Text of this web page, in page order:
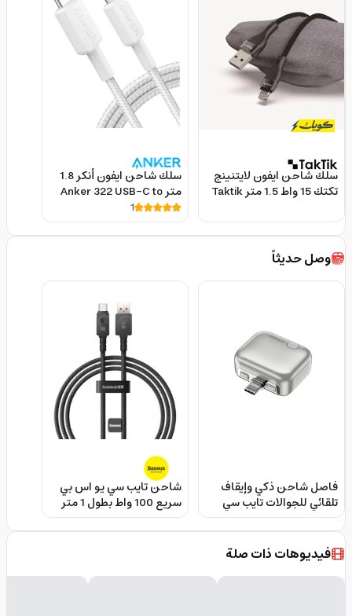
سلك شاحن ايفون لايتنينج
تكتك 15 واط 1.5 متر Taktik
Lighting Cable
سلك شاحن ايفون أنكر 1.8
متر Anker 322 USB-C to
Lightning Cable
1
وصل حديثاً
فاصل شاحن ذكي وإيقاف
تلقائي للجوالات تايب سي
حتى 140 واط Kuwajia
Smart Auto Stop Charging
Adapter
شاحن تايب سي يو اس بي
سريع 100 واط بطول 1 متر
من بيسوس Baseus Silky
Series Fast Charging
فيديوهات ذات صلة